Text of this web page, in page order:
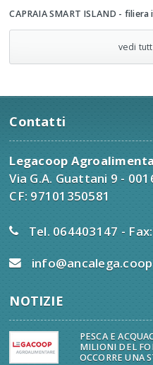
CAPRAIA SMART ISLAND -
vedi
Contatti
Legacoop
Via G.A. Guattani 9 -
CF: 97101350581
Tel. 064403147 -
info@ancalega.coop
NOTIZIE
PESCA E
MILIONI DEL
OCCORRE UNA